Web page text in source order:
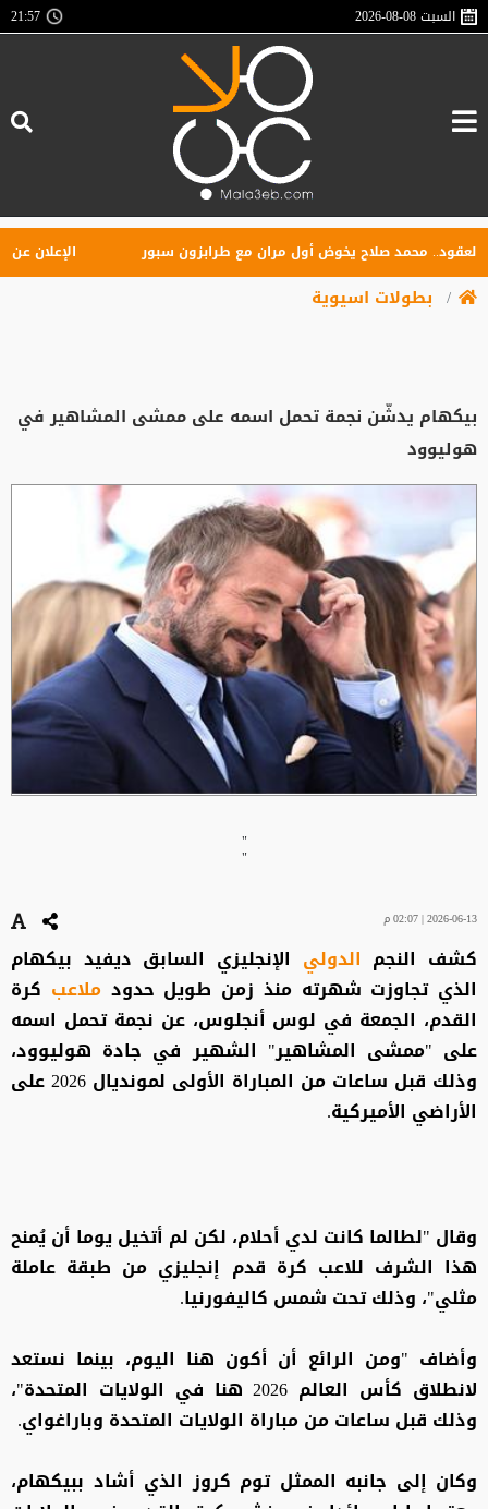
السبت2026-08-08
21:57
محمد صلاح يخوض أول مران مع طرابزون سبور الإعلان عن
بطولات اسيوية
بيكهام يدشّن نجمة تحمل اسمه على ممشى المشاهير في
هوليوود
"
"
2026-06-13 | 02:07 م
كشف النجم الدولي الإنجليزي السابق ديفيد بيكهام
الذي تجاوزت شهرته منذ زمن طويل حدود ملاعب كرة
القدم، الجمعة في لوس أنجلوس، عن نجمة تحمل اسمه
على "ممشى المشاهير" الشهير في جادة هوليوود،
وذلك قبل ساعات من المباراة الأولى لمونديال 2026 على
الأراضي الأميركية.
وقال "لطالما كانت لدي أحلام، لكن لم أتخيل يوما أن يُمنح
هذا الشرف للاعب كرة قدم إنجليزي من طبقة عاملة
مثلي"، وذلك تحت شمس كاليفورنيا.
وأضاف "ومن الرائع أن أكون هنا اليوم، بينما نستعد
لانطلاق كأس العالم 2026 هنا في الولايات المتحدة"،
وذلك قبل ساعات من مباراة الولايات المتحدة وباراغواي.
وكان إلى جانبه الممثل توم كروز الذي أشاد ببيكهام،